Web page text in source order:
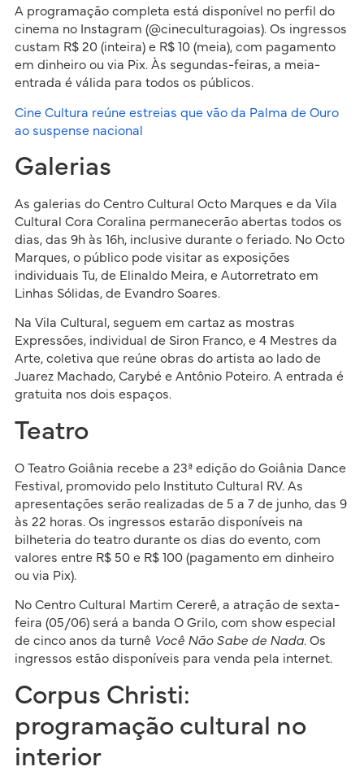
A programação completa está disponível no perfil do
cinema no Instagram (@cineculturagoias). Os ingressos
custam R$ 20 (inteira) e R$ 10 (meia), com pagamento
em dinheiro ou via Pix. Às segundas-feiras, a meia-
entrada é válida para todos os públicos.
Cine Cultura reúne estreias que vão da Palma de Ouro
ao suspense nacional
Galerias
As galerias do Centro Cultural Octo Marques e da Vila
Cultural Cora Coralina permanecerão abertas todos os
dias, das 9h às 16h, inclusive durante o feriado. No Octo
Marques, o público pode visitar as exposições
individuais Tu, de Elinaldo Meira, e Autorretrato em
Linhas Sólidas, de Evandro Soares.
Na Vila Cultural, seguem em cartaz as mostras
Expressões, individual de Siron Franco, e 4 Mestres da
Arte, coletiva que reúne obras do artista ao lado de
Juarez Machado, Carybé e Antônio Poteiro. A entrada é
gratuita nos dois espaços.
Teatro
O Teatro Goiânia recebe a 23ª edição do Goiânia Dance
Festival, promovido pelo Instituto Cultural RV. As
apresentações serão realizadas de 5 a 7 de junho, das 9
às 22 horas. Os ingressos estarão disponíveis na
bilheteria do teatro durante os dias do evento, com
valores entre R$ 50 e R$ 100 (pagamento em dinheiro
ou via Pix).
No Centro Cultural Martim Cererê, a atração de sexta-
feira (05/06) será a banda O Grilo, com show especial
de cinco anos da turnê Você Não Sabe de Nada. Os
ingressos estão disponíveis para venda pela internet.
Corpus Christi:
programação cultural no
interior